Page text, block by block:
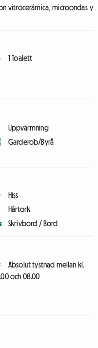
vitrocerámica, microondas y
1 Toalett
Uppvärmning
Garderob/Byrå
Hiss
Hårtork
Skrivbord / Bord
Absolut tystnad mellan kl.
och 08.00